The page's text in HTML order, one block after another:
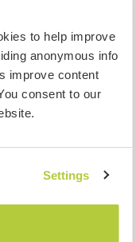
to help improve
anonymous info
improve content
consent to our
Settings